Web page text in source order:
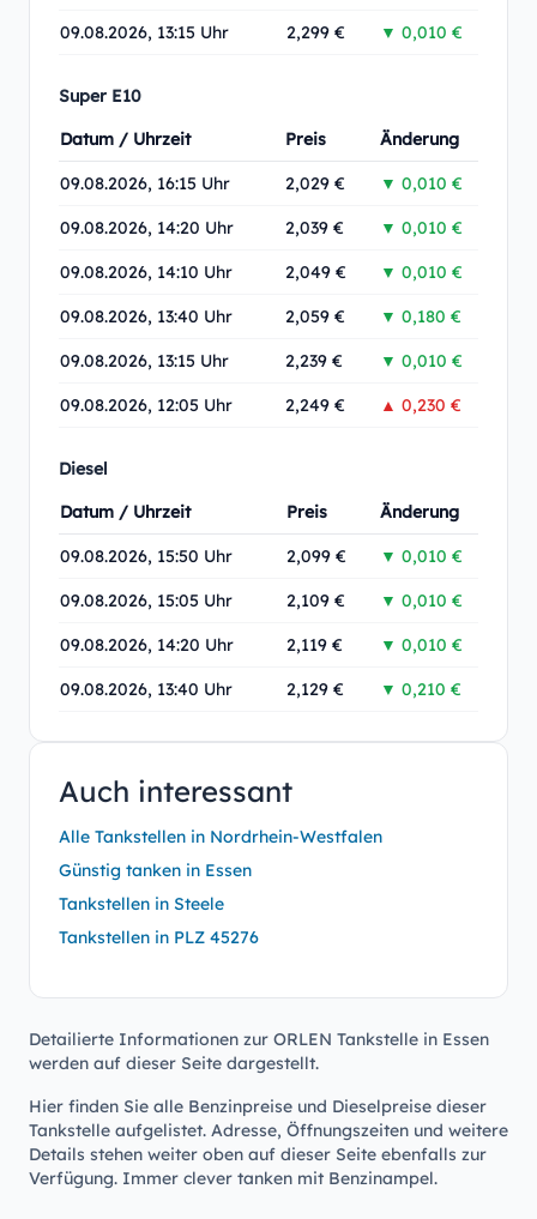
09.08.2026, 13:15 Uhr 2,299 € ▼ 0,010 €
Super E10
Datum / Uhrzeit
Preis Änderung
09.08.2026, 16:15 Uhr 2,029 € ▼ 0,010 €
09.08.2026, 14:20 Uhr 2,039 € ▼ 0,010 €
09.08.2026, 14:10 Uhr 2,049 € ▼ 0,010 €
09.08.2026, 13:40 Uhr 2,059 € ▼ 0,180 €
09.08.2026, 13:15 Uhr 2,239 € ▼ 0,010 €
09.08.2026, 12:05 Uhr 2,249 € ▲ 0,230 €
Diesel
Datum / Uhrzeit
Preis Änderung
09.08.2026, 15:50 Uhr 2,099 € ▼ 0,010 €
09.08.2026, 15:05 Uhr 2,109 € ▼ 0,010 €
09.08.2026, 14:20 Uhr 2,119 € ▼ 0,010 €
09.08.2026, 13:40 Uhr 2,129 € ▼ 0,210 €
Auch interessant
Alle Tankstellen in Nordrhein-Westfalen
Günstig tanken in Essen
Tankstellen in Steele
Tankstellen in PLZ 45276
Detailierte Informationen zur ORLEN Tankstelle in Essen
werden auf dieser Seite dargestellt.
Hier finden Sie alle Benzinpreise und Dieselpreise dieser
Tankstelle aufgelistet. Adresse, Öffnungszeiten und weitere
Details stehen weiter oben auf dieser Seite ebenfalls zur
Verfügung. Immer clever tanken mit Benzinampel.